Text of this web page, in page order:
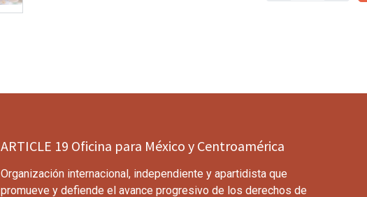
ARTICLE 19 Oficina para México y Centroamérica
Organización internacional, independiente y apartidista que
promueve y defiende el avance progresivo de los derechos de